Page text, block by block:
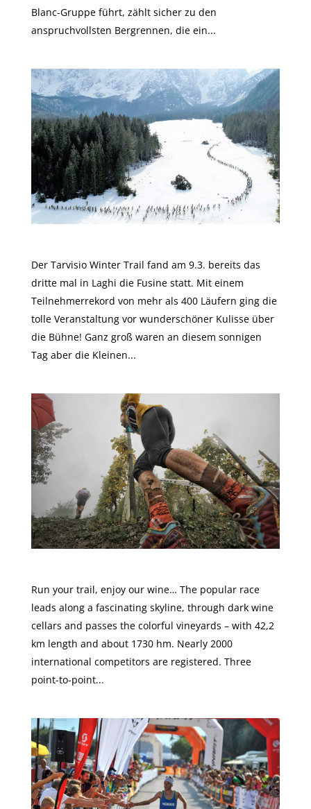
Blanc-Gruppe führt, zählt sicher zu den
anspruchvollsten Bergrennen, die ein...
Der Tarvisio Winter Trail fand am 9.3. bereits das
dritte mal in Laghi die Fusine statt. Mit einem
Teilnehmerrekord von mehr als 400 Läufern ging die
tolle Veranstaltung vor wunderschöner Kulisse über
die Bühne! Ganz groß waren an diesem sonnigen
Tag aber die Kleinen...
Run your trail, enjoy our wine… The popular race
leads along a fascinating skyline, through dark wine
cellars and passes the colorful vineyards – with 42,2
km length and about 1730 hm. Nearly 2000
international competitors are registered. Three
point-to-point...